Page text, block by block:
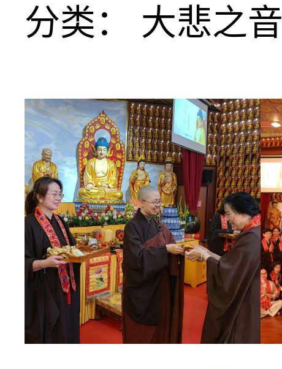
分类： 大悲之音